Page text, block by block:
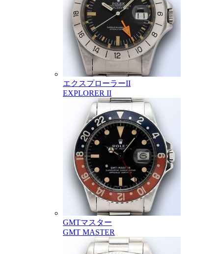
エクスプローラーII
EXPLORER II
GMTマスター
GMT MASTER